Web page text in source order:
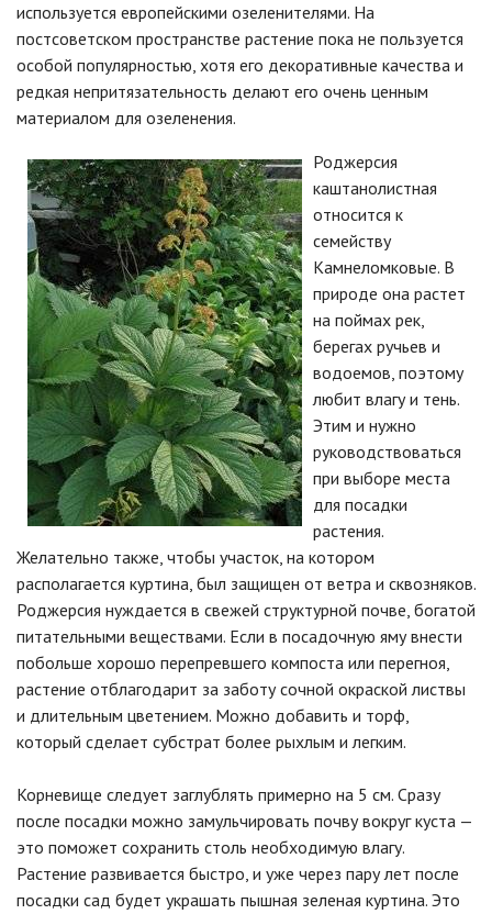
используется европейскими озеленителями. На
постсоветском пространстве растение пока не пользуется
особой популярностью, хотя его декоративные качества и
редкая непритязательность делают его очень ценным
материалом для озеленения.
Роджерсия
каштанолистная
относится к
семейству
Камнеломковые. В
природе она растет
на поймах рек,
берегах ручьев и
водоемов, поэтому
любит влагу и тень.
Этим и нужно
руководствоваться
при выборе места
для посадки
растения.
Желательно также, чтобы участок, на котором
располагается куртина, был защищен от ветра и сквозняков.
Роджерсия нуждается в свежей структурной почве, богатой
питательными веществами. Если в посадочную яму внести
побольше хорошо перепревшего компоста или перегноя,
растение отблагодарит за заботу сочной окраской листвы
и длительным цветением. Можно добавить и торф,
который сделает субстрат более рыхлым и легким.
Корневище следует заглублять примерно на 5 см. Сразу
после посадки можно замульчировать почву вокруг куста —
это поможет сохранить столь необходимую влагу.
Растение развивается быстро, и уже через пару лет после
посадки сад будет украшать пышная зеленая куртина. Это